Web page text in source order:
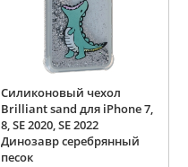
Силиконовый чехол
Brilliant sand для iPhone 7,
8, SE 2020, SE 2022
Динозавр серебрянный
песок